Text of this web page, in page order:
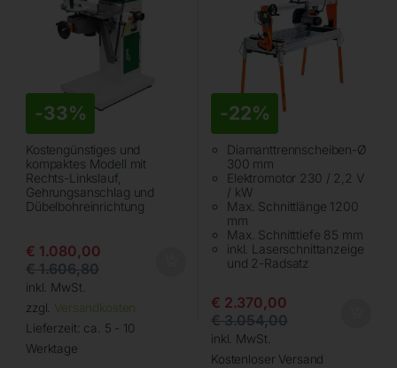
-33%
Kostengünstiges und
kompaktes Modell mit
Rechts-Linkslauf,
Gehrungsanschlag und
Dübelbohreinrichtung
€ 1.080,00
€1.606,80
inkl. MwSt.
zzgl. Versandkosten
Lieferzeit: ca. 5 - 10
Werktage
-22%
Diamanttrennscheiben-Ø
300 mm
Elektromotor 230 / 2,2 V
/ kW
Max. Schnittlänge 1200
mm
Max. Schnitttiefe 85 mm
inkl. Laserschnittanzeige
und 2-Radsatz
€ 2.370,00
€3.054,00
inkl. MwSt.
Kostenloser Versand